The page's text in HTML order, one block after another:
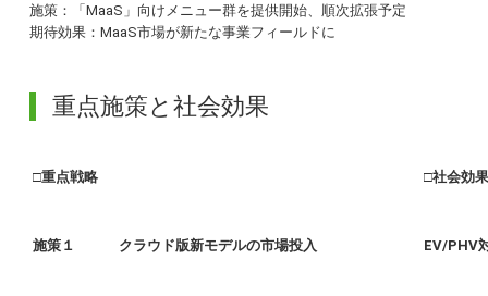
施策：「MaaS」向けメニュー群を提供開始、順次拡張予定
期待効果：MaaS市場が新たな事業フィールドに
重点施策と社会効果
□重点戦略 □社会効果
施策１ クラウド版新モデルの市場投入 EV/PHV